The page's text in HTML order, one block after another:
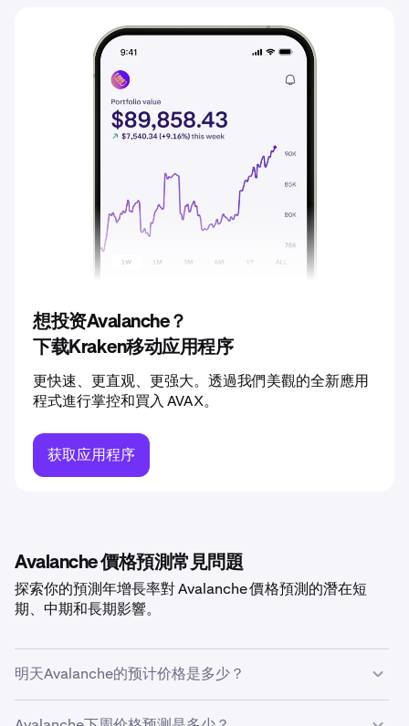
想投资Avalanche？
下载Kraken移动应用程序
更快速、更直观、更强大。透過我們美觀的全新應用
程式進行掌控和買入 AVAX。
获取应用程序
Avalanche 價格預測常見問題
探索你的預測年增長率對 Avalanche 價格預測的潛在短
期、中期和長期影響。
明天Avalanche的预计价格是多少？